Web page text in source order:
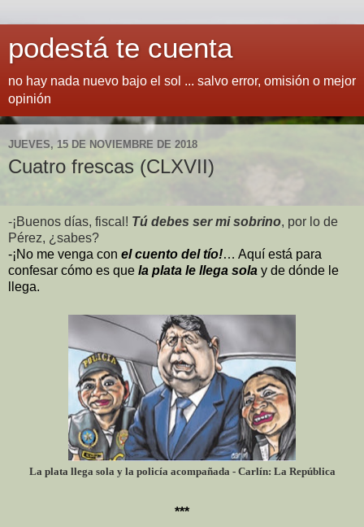
podestá te cuenta
no hay nada nuevo bajo el sol ... salvo error, omisión o mejor
opinión
JUEVES, 15 DE NOVIEMBRE DE 2018
Cuatro frescas (CLXVII)
-¡Buenos días, fiscal! Tú debes ser mi sobrino, por lo de
Pérez, ¿sabes?
-¡No me venga con el cuento del tío!… Aquí está para
confesar cómo es que la plata le llega sola y de dónde le
llega.
La plata llega sola y la policía acompañada - Carlín: La República
***